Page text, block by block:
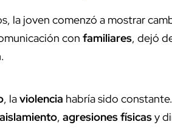
la joven comenzó a mostrar
con familiares, dejó
.
, laviolencia habría sido
aislamiento, agresiones físicasy